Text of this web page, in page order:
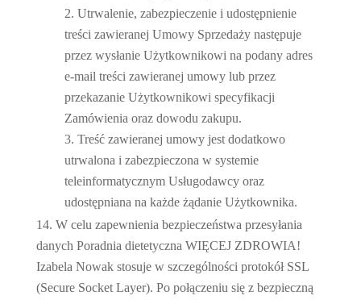
Utrwalenie, zabezpieczenie i udostępnienie
treści zawieranej Umowy Sprzedaży następuje
przez wysłanie Użytkownikowi na podany adres
e-mail treści zawieranej umowy lub przez
przekazanie Użytkownikowi specyfikacji
Zamówienia oraz dowodu zakupu.
Treść zawieranej umowy jest dodatkowo
utrwalona i zabezpieczona w systemie
teleinformatycznym Usługodawcy oraz
udostępniana na każde żądanie Użytkownika.
W celu zapewnienia bezpieczeństwa przesyłania
danych Poradnia dietetyczna WIĘCEJ ZDROWIA!
Izabela Nowak stosuje w szczególności protokół SSL
(Secure Socket Layer). Po połączeniu się z bezpieczną